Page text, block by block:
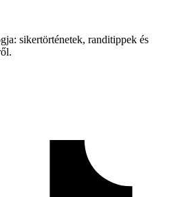
sikertörténetek, randitippek és